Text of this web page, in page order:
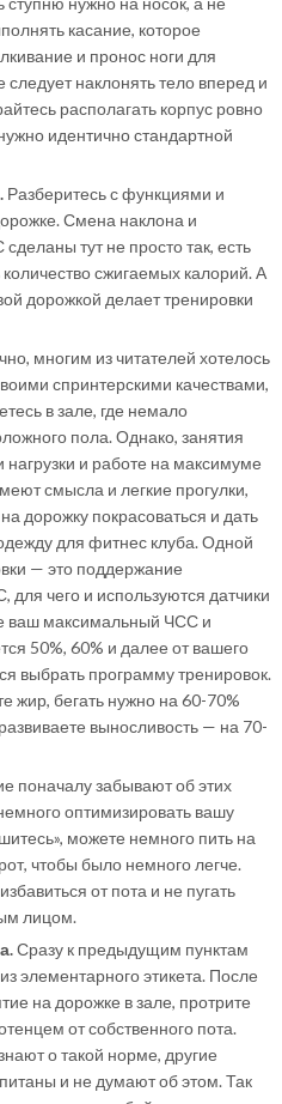
касание, которое
и пронос ноги для
наклонять тело вперед и
располагать корпус ровно
идентично стандартной
Разберитесь с функциями и
Смена наклона и
тут не просто так, есть
сжигаемых калорий. А
дорожкой делает тренировки
многим из читателей хотелось
спринтерскими качествами,
в зале, где немало
пола. Однако, занятия
и работе на максимуме
смысла и легкие прогулки,
дорожку покрасоваться и дать
для фитнес клуба. Одной
— это поддержание
чего и используются датчики
ваш максимальный ЧСС и
50%, 60% и далее от вашего
выбрать программу тренировок.
жир, бегать нужно на 60-70%
выносливость — на 70-
поначалу забывают об этих
оптимизировать вашу
можете немного пить на
чтобы было немного легче.
от пота и не пугать
лицом.
Сразу к предыдущим пунктам
элементарного этикета. После
на дорожке в зале, протрите
от собственного пота.
о такой норме, другие
и не думают об этом. Так